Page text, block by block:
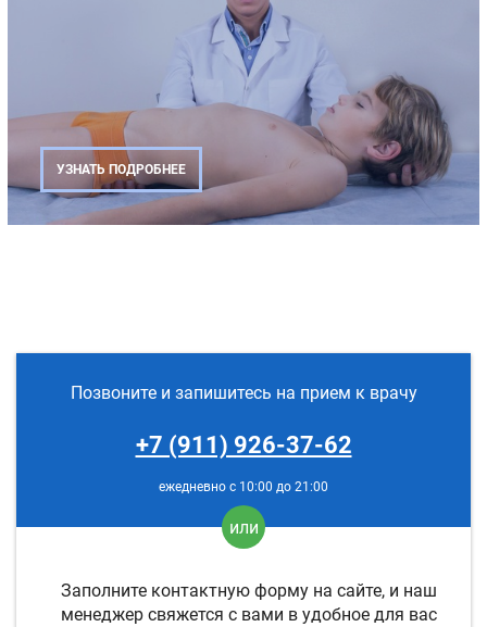
УЗНАТЬ ПОДРОБНЕЕ
Позвоните и запишитесь на прием к врачу
+7 (911) 926-37-62
ежедневно с 10:00 до 21:00
или
Заполните контактную форму на сайте, и наш
менеджер свяжется с вами в удобное для вас